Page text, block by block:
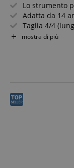
Lo strumento
Adatta da 14
Taglia 4/4
Corpo in tiglio
mostra di più